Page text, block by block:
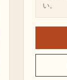
い。